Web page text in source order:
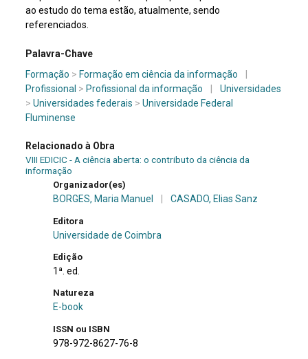
ao estudo do tema estão, atualmente, sendo
referenciados.
Palavra-Chave
Formação >Formação em ciência da informação
|
Profissional >Profissional da informação |
Universidades
>Universidades federais >Universidade Federal
Fluminense
Relacionado à Obra
VIII EDICIC - A ciência aberta: o contributo da ciência da
informação
Organizador(es)
BORGES, Maria Manuel CASADO, Elias Sanz
Editora
Universidade de Coimbra
Edição
1ª. ed.
Natureza
E-book
ISSN ou ISBN
978-972-8627-76-8